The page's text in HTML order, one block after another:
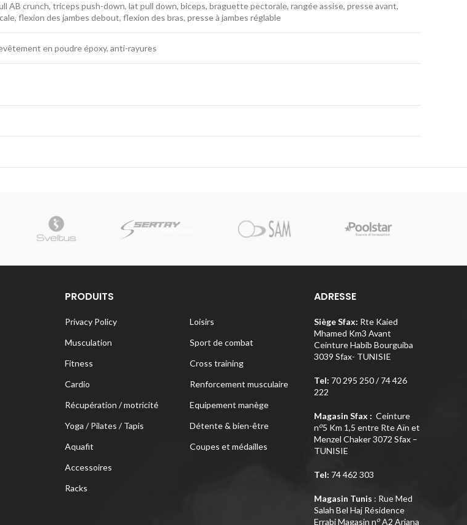
AB crunch, triceps push-down, lat pull down, biceps, braguette pectorale, rangée assise, presse avant,
flexion des jambes debout, flexion des bras, presse à jambes réglable
en poudre époxy, anti-rayures
PRODUITS
Privacy Policy
Musculation
Fitness
Cardio
Récupération / motricité
Yoga / Pilates / Tapis
Aquafit
Accessoires
Racks
Loisirs
Sport de combat
Cross training
Renforcement musculaire
Equipement manège
Détente & bien-être
Coupes et médailles
ADRESSE
Siège Sfax: Rte Kaied
Mhamed Km3 Avant
Ceinture Habib Bourguiba
3039 Sfax- TUNISIE
Tel: 70 295 250 / 74 426
222
Magasin Sfax : Ceinture
no5 Km 1,5 entre Rte Aïn et
Menzel Chaker 3072 Sfax –
TUNISIE
Tel: 74 462 303
Magasin Tunis : Rue Med
Salah Bel Haj Résidence
Errabi Magasin noA2 Ariana